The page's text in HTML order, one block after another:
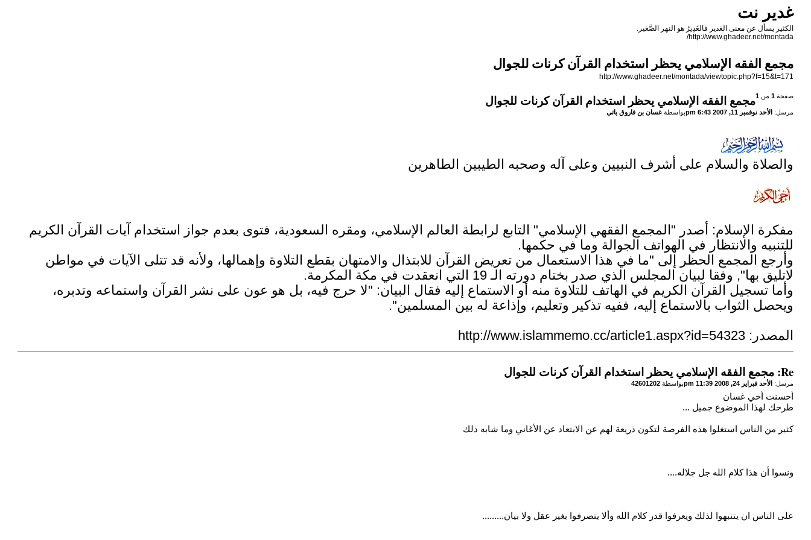
غدير نت
الكثير يسأل عن معنى الغدير فالغَدِيرُ هو النهر الصَّغير.
http://www.ghadeer.net/montada/
مجمع الفقه الإسلامي يحظر استخدام القرآن كرنات للجوال
http://www.ghadeer.net/montada/viewtopic.php?f=15&t=171
صفحة1 من1مجمع الفقه الإسلامي يحظر استخدام القرآن كرنات للجوال
مرسل:الأحد نوفمبر 11, 2007 6:43 pm بواسطةغسان بن فاروق باتي
والصلاة والسلام على أشرف النبيين وعلى آله وصحبه الطيبين الطاهرين
مفكرة الإسلام: أصدر "المجمع الفقهي الإسلامي" التابع لرابطة العالم الإسلامي، ومقره السعودية، فتوى بعدم جواز استخدام آيات القرآن الكريم
للتنبيه والانتظار في الهواتف الجوالة وما في حكمها.
وأرجع المجمع الحظر إلى "ما في هذا الاستعمال من تعريض القرآن للابتذال والامتهان بقطع التلاوة وإهمالها، ولأنه قد تتلى الآيات في مواطن
لاتليق بها", وفقا لبيان المجلس الذي صدر بختام دورته الـ 19 التي انعقدت في مكة المكرمة.
وأما تسجيل القرآن الكريم في الهاتف للتلاوة منه أو الاستماع إليه فقال البيان: "لا حرج فيه، بل هو عون على نشر القرآن واستماعه وتدبره،
ويحصل الثواب بالاستماع إليه، ففيه تذكير وتعليم، وإذاعة له بين المسلمين".
المصدر:http://www.islammemo.cc/article1.aspx?id=54323
Re: مجمع الفقه الإسلامي يحظر استخدام القرآن كرنات للجوال
مرسل:الأحد فبراير 24, 2008 11:39 pm بواسطة42601202
أحسنت أخي غسان
طرحك لهذا الموضوع جميل ...
كثير من الناس استغلوا هذه الفرصة لتكون ذريعة لهم عن الابتعاد عن الأغاني وما شابه ذلك
ونسوا أن هذا كلام الله جل جلاله....
على الناس ان يتنبهوا لذلك ويعرفوا قدر كلام الله وألا يتصرفوا بغير عقل ولا بيان.........